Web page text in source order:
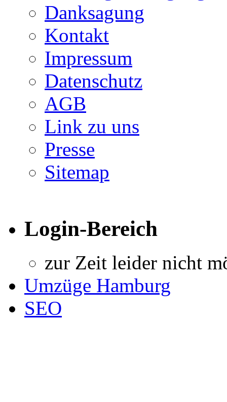
Danksagung
Kontakt
Impressum
Datenschutz
AGB
Link zu uns
Presse
Sitemap
Login-Bereich
zur Zeit leider nicht
Umzüge Hamburg
SEO